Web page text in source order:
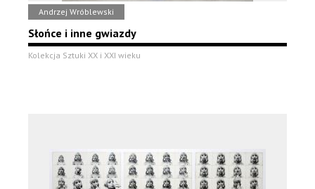
Andrzej Wróblewski
Słońce i inne gwiazdy
Kolekcja Sztuki XX i XXI wieku